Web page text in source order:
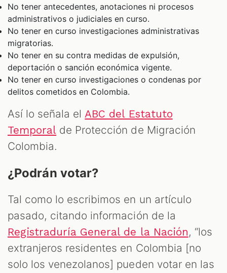
No tener antecedentes, anotaciones ni procesos
administrativos o judiciales en curso.
No tener en curso investigaciones administrativas
migratorias.
No tener en su contra medidas de expulsión,
deportación o sanción económica vigente.
No tener en curso investigaciones o condenas por
delitos cometidos en Colombia.
Así lo señala el ABC del Estatuto
Temporal de Protección de Migración
Colombia.
¿Podrán votar?
Tal como lo escribimos en un artículo
pasado, citando información de la
Registraduría General de la Nación, “los
extranjeros residentes en Colombia [no
solo los venezolanos] pueden votar en las